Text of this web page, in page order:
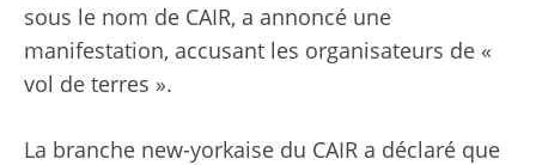
sous le nom de CAIR, a annoncé une
manifestation, accusant les organisateurs de «
vol de terres ».
La branche new-yorkaise du CAIR a déclaré que